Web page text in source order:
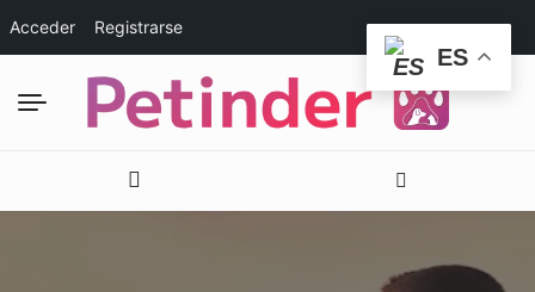
Acceder Registrarse
ES